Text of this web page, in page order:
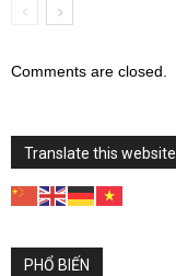
Comments are closed.
Translate this website
PHỔ BIẾN